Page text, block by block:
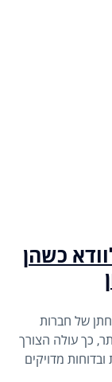
כשהן
של חברות
כך עולה הצורך
מדויקים